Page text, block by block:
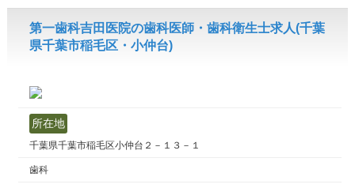
第一歯科吉田医院の歯科医師・歯科衛生士求人(千葉
県千葉市稲毛区・小仲台)
所在地
千葉県千葉市稲毛区小仲台２－１３－１
歯科